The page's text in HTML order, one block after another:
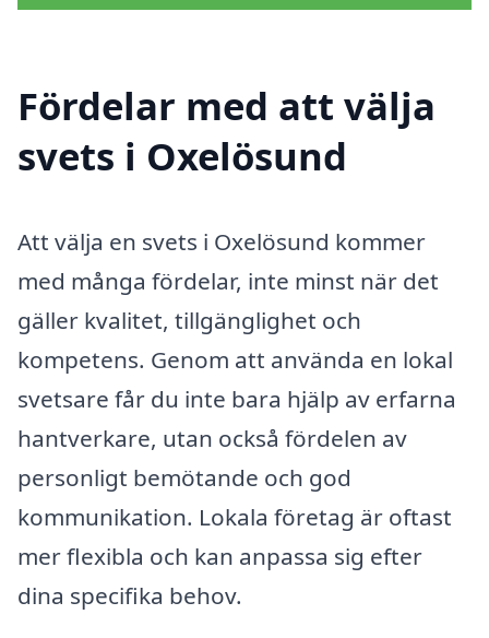
Fördelar med att välja
svets i Oxelösund
Att välja en svets i Oxelösund kommer
med många fördelar, inte minst när det
gäller kvalitet, tillgänglighet och
kompetens. Genom att använda en lokal
svetsare får du inte bara hjälp av erfarna
hantverkare, utan också fördelen av
personligt bemötande och god
kommunikation. Lokala företag är oftast
mer flexibla och kan anpassa sig efter
dina specifika behov.